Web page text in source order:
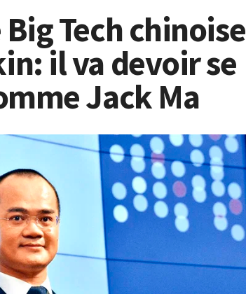
Tech chinoise
il va devoir se
Jack Ma